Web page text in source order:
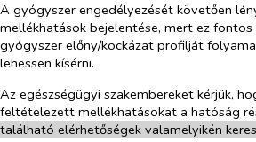
A gyógyszer engedélyezését követően
mellékhatások bejelentése, mert ez fontos
gyógyszer előny/kockázat profilját
lehessen kísérni.
Az egészségügyi szakembereket kérjük,
feltételezett mellékhatásokat a hatóság
található elérhetőségek valamelyikén